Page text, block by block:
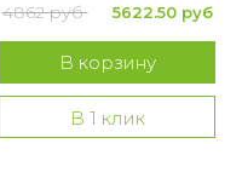
4862 руб 5622.50 руб
В корзину
В 1 клик